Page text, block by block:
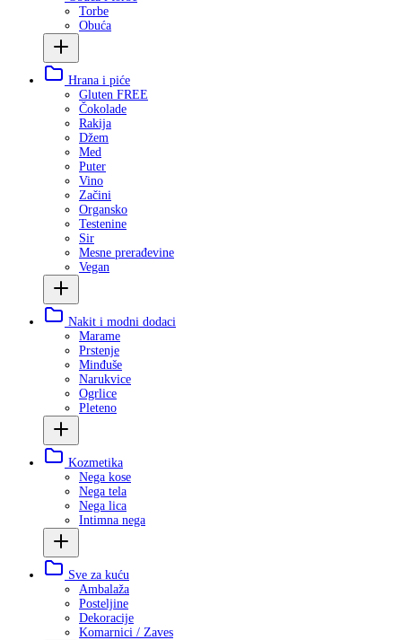
Torbe
Obuća
Hrana i piće
Gluten FREE
Čokolade
Rakija
Džem
Med
Puter
Vino
Začini
Organsko
Testenine
Sir
Mesne prerađevine
Vegan
Nakit i modni dodaci
Marame
Prstenje
Minđuše
Narukvice
Ogrlice
Pleteno
Kozmetika
Nega kose
Nega tela
Nega lica
Intimna nega
Sve za kuću
Ambalaža
Posteljine
Dekoracije
Komarnici / Zaves